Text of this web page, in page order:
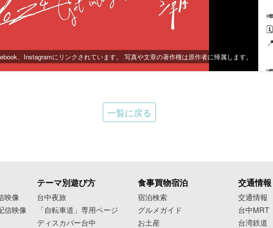
、Instagramにリンクされています。 写真や文章の著作権は原作者に帰属します。
一覧に戻る
映像
信映像
テーマ別遊び方
台中夜旅
「自転車道」専用ページ
ディスカバー台中
食事買物宿泊
宿泊検索
グルメガイド
お土産
交通情報
交通情報
台中MRT
台湾鉄道